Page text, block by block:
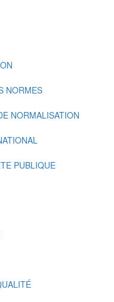
NORMES
NORMALISATION
PUBLIQUE